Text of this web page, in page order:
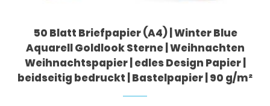
50 Blatt Briefpapier (A4) | Winter Blue
Aquarell Goldlook Sterne | Weihnachten
Weihnachtspapier | edles Design Papier |
beidseitig bedruckt | Bastelpapier | 90 g/m²